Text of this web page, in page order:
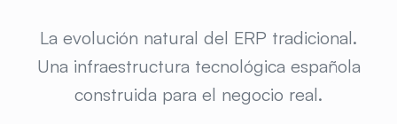
La evolución natural del ERP tradicional.
Una infraestructura tecnológica española
construida para el negocio real.